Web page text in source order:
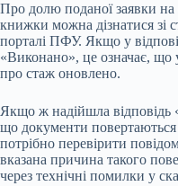
Про долю поданої заявки
книжки можна дізнатися зі
порталі ПФУ. Якщо у
«Виконано», це означає, що
про стаж оновлено.
Якщо ж надійшла відповідь
що документи повертаються
потрібно перевірити
вказана причина такого
через технічні помилки у